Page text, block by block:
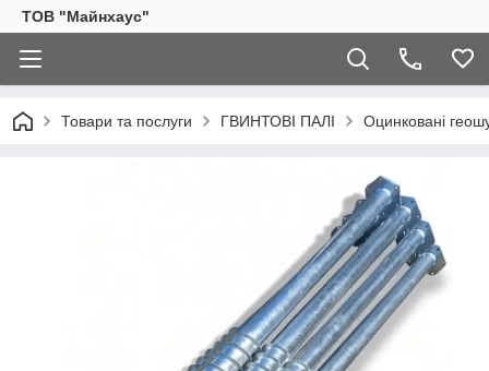
ТОВ "Майнхаус"
Товари та послуги ГВИНТОВІ ПАЛІ Оцинковані